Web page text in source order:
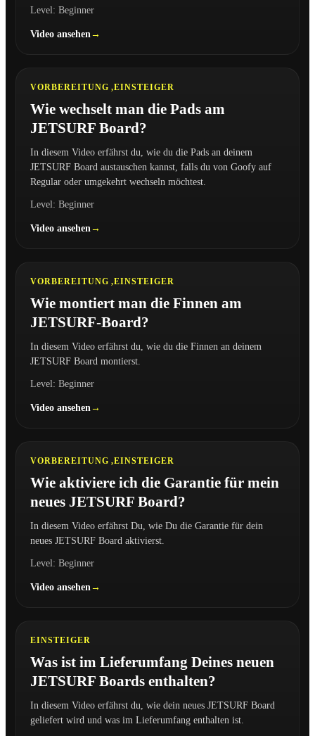
Level: Beginner
Video ansehen
VORBEREITUNG ,EINSTEIGER
Wie wechselt man die Pads am
JETSURF Board?
In diesem Video erfährst du, wie du die Pads an deinem
JETSURF Board austauschen kannst, falls du von Goofy auf
Regular oder umgekehrt wechseln möchtest.
Level: Beginner
Video ansehen
VORBEREITUNG ,EINSTEIGER
Wie montiert man die Finnen am
JETSURF-Board?
In diesem Video erfährst du, wie du die Finnen an deinem
JETSURF Board montierst.
Level: Beginner
Video ansehen
VORBEREITUNG ,EINSTEIGER
Wie aktiviere ich die Garantie für mein
neues JETSURF Board?
In diesem Video erfährst Du, wie Du die Garantie für dein
neues JETSURF Board aktivierst.
Level: Beginner
Video ansehen
EINSTEIGER
Was ist im Lieferumfang Deines neuen
JETSURF Boards enthalten?
In diesem Video erfährst du, wie dein neues JETSURF Board
geliefert wird und was im Lieferumfang enthalten ist.